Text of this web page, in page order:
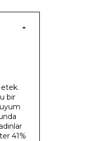
bir
41%